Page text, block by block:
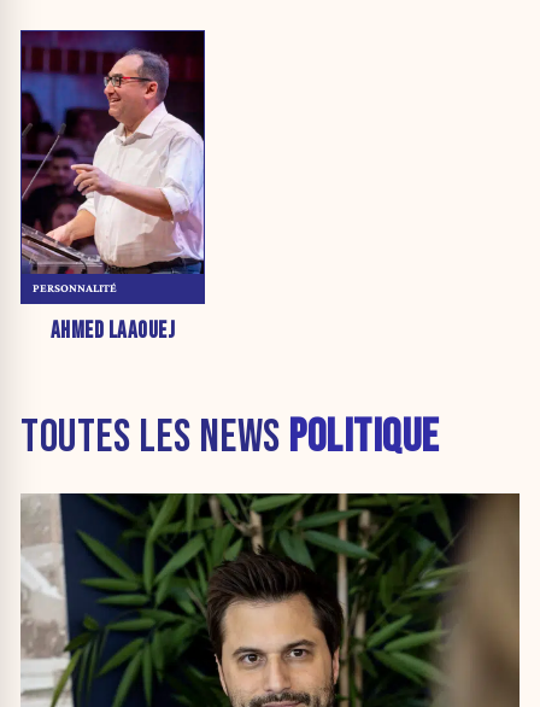
AHMED LAAOUEJ
PERSONNALITÉ
TOUTES LES NEWS POLITIQUE